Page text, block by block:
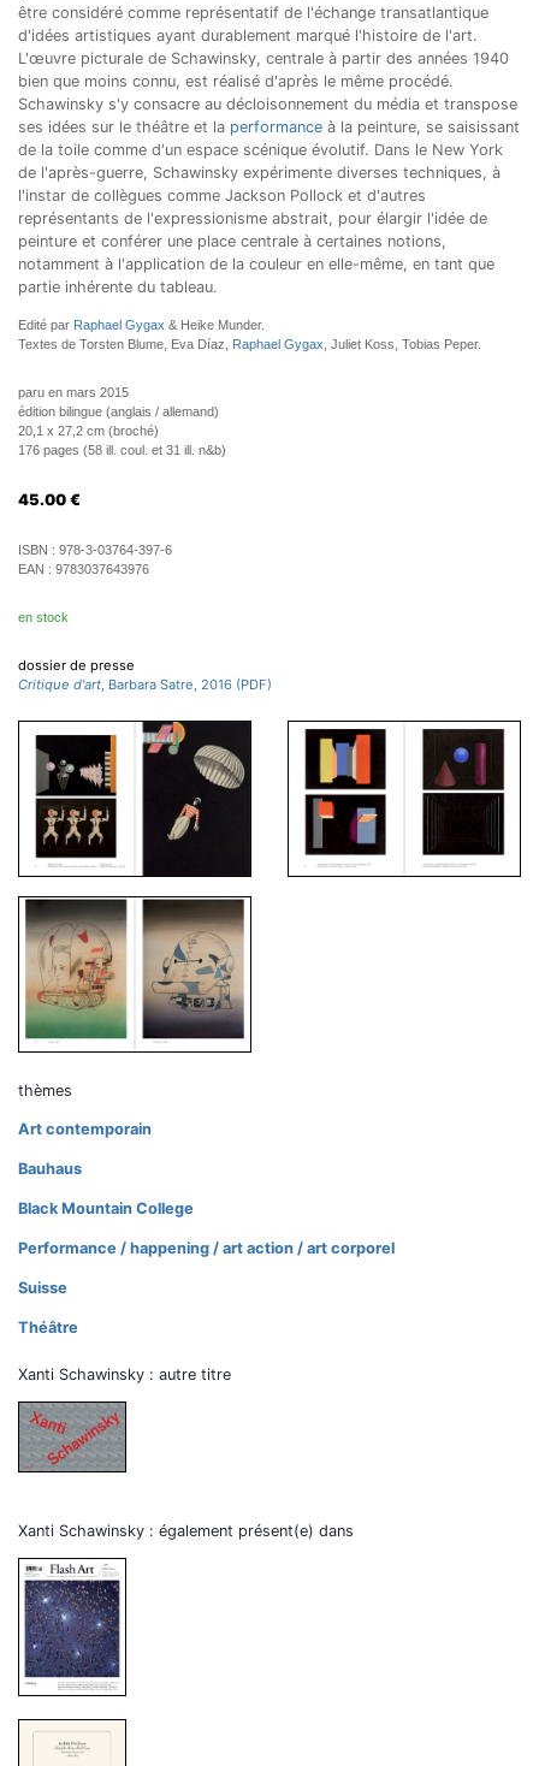
être considéré comme représentatif de l'échange transatlantique
d'idées artistiques ayant durablement marqué l'histoire de l'art.
L'œuvre picturale de Schawinsky, centrale à partir des années 1940
bien que moins connu, est réalisé d'après le même procédé.
Schawinsky s'y consacre au décloisonnement du média et transpose
ses idées sur le théâtre et la performance à la peinture, se saisissant
de la toile comme d'un espace scénique évolutif. Dans le New York
de l'après-guerre, Schawinsky expérimente diverses techniques, à
l'instar de collègues comme Jackson Pollock et d'autres
représentants de l'expressionisme abstrait, pour élargir l'idée de
peinture et conférer une place centrale à certaines notions,
notamment à l'application de la couleur en elle-même, en tant que
partie inhérente du tableau.
Edité par Raphael Gygax & Heike Munder.
Textes de Torsten Blume, Eva Díaz, Raphael Gygax , Juliet Koss, Tobias Peper.
paru en mars 2015
édition bilingue (anglais / allemand)
20,1 x 27,2 cm (broché)
176 pages (58 ill. coul. et 31 ill. n&b)
45.00 €
ISBN : 978-3-03764-397-6
EAN : 9783037643976
en stock
dossier de presse
Critique d'art, Barbara Satre, 2016 (PDF)
thèmes
Art contemporain
Bauhaus
Black Mountain College
Performance / happening / art action / art corporel
Suisse
Théâtre
Xanti Schawinsky : autre titre
Xanti Schawinsky : également présent(e) dans